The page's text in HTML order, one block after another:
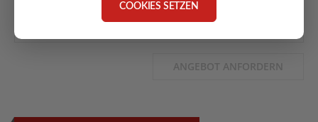
COOKIES SETZEN
ANGEBOT ANFORDERN
ANGEBOT ANFORDERN